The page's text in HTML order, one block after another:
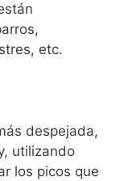
etc.
despejada,
utilizando
los picos que